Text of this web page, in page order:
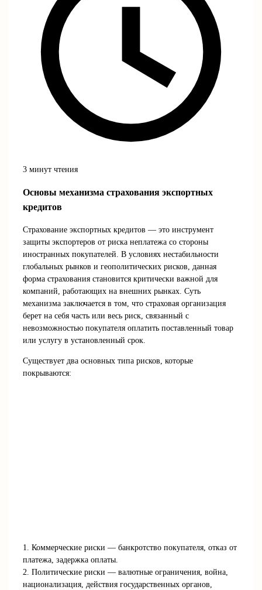
3 минут чтения
Основы механизма страхования экспортных
кредитов
Страхование экспортных кредитов — это инструмент
защиты экспортеров от риска неплатежа со стороны
иностранных покупателей. В условиях нестабильности
глобальных рынков и геополитических рисков, данная
форма страхования становится критически важной для
компаний, работающих на внешних рынках. Суть
механизма заключается в том, что страховая организация
берет на себя часть или весь риск, связанный с
невозможностью покупателя оплатить поставленный товар
или услугу в установленный срок.
Существует два основных типа рисков, которые
покрываются:
1. Коммерческие риски — банкротство покупателя, отказ от
платежа, задержка оплаты.
2. Политические риски — валютные ограничения, война,
национализация, действия государственных органов,